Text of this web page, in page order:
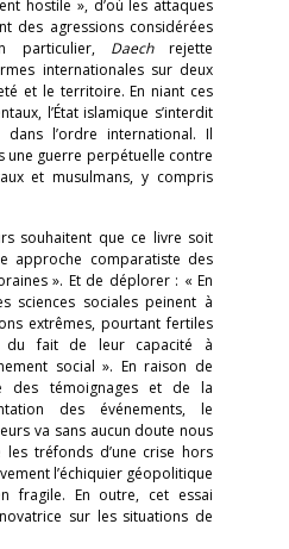
hostile », d’où les attaques
des agressions considérées
particulier, Daechrejette
internationales sur deux
et le territoire. En niant ces
l’État islamique s’interdit
dans l’ordre international. Il
une guerre perpétuelle contre
et musulmans, y compris
souhaitent que ce livre soit
approche comparatiste des
». Et de déplorer : « En
sciences sociales peinent à
extrêmes, pourtant fertiles
du fait de leur capacité à
social ». En raison de
des témoignages et de la
des événements, le
va sans aucun doute nous
tréfonds d’une crise hors
l’échiquier géopolitique
fragile. En outre, cet essai
sur les situations de